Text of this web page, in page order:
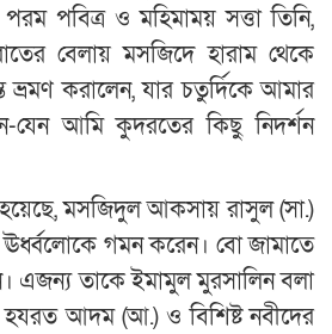
পবিত্র ও মহিমাময় সত্তা তিনি,
বেলায় মসজিদে হারাম থেকে
করালেন, যার চতুর্দিকে আমার
যেন আমি কুদরতের কিছু নিদর্শন
মসজিদুল আকসায় রাসুল (সা.)
গমন করেন। বো জামাতে
এজন্য তাকে ইমামুল মুরসালিন বলা
হযরত আদম (আ.) ও বিশিষ্ট নবীদের